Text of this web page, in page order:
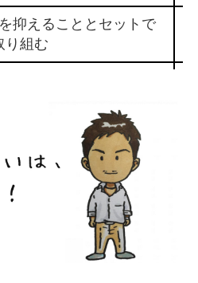
抑えることとセットで
り組む